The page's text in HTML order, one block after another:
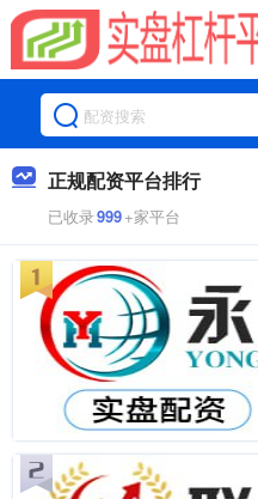
正规配资平台排行
已收录999+家平台